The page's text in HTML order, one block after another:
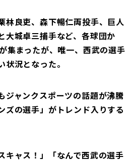
林良吏、森下暢仁両投手、巨人
大城卓三捕手など、各球団か
集まったが、唯一、西武の選手
況となった。
ジャンクスポーツの話題が沸騰
ズの選手」がトレンド入りする
キャス！」「なんで西武の選手